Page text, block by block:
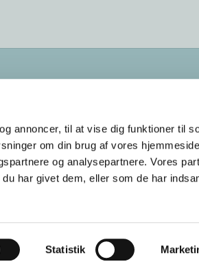
annoncer, til at vise dig funktioner til
om din brug af vores
og analysepartnere. Vores
har givet dem, eller som de har
Statistik